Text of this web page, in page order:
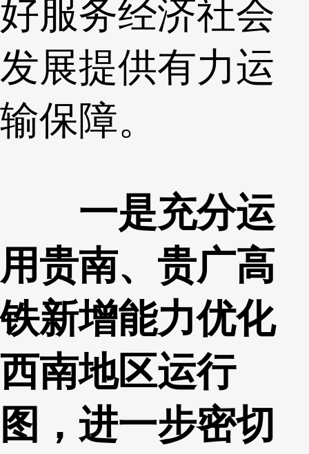
好服务经济社会
发展提供有力运
输保障。
一是充分运
用贵南、贵广高
铁新增能力优化
西南地区运行
图，进一步密切